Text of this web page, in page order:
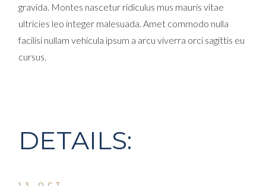
gravida. Montes nascetur ridiculus mus mauris vitae
ultricies leo integer malesuada. Amet commodo nulla
facilisi nullam vehicula ipsum a arcu viverra orci sagittis eu
cursus.
DETAILS: